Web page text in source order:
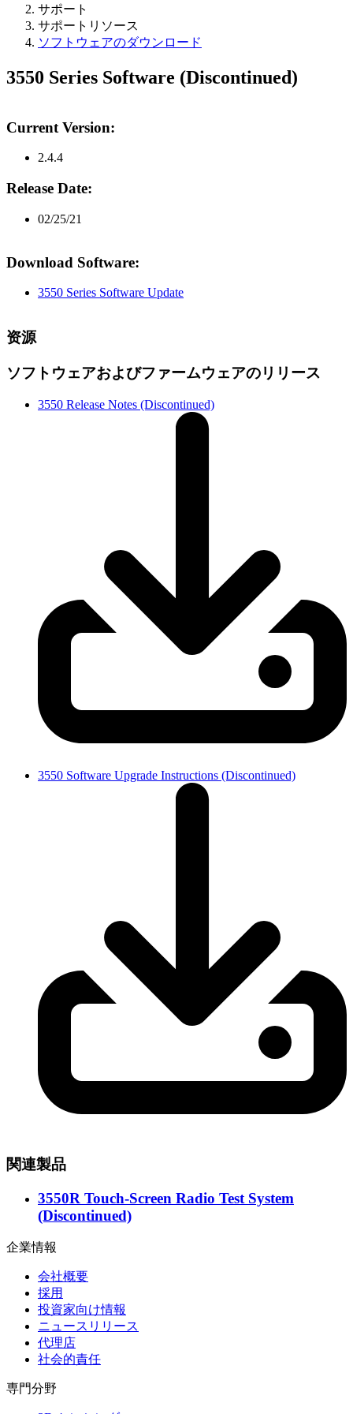
サポート
サポートリソース
ソフトウェアのダウンロード
3550 Series Software (Discontinued)
Current Version:
2.4.4
Release Date:
02/25/21
Download Software:
3550 Series Software Update
资源
ソフトウェアおよびファームウェアのリリース
3550 Release Notes (Discontinued)
3550 Software Upgrade Instructions (Discontinued)
関連製品
3550R Touch-Screen Radio Test System
(Discontinued)
企業情報
会社概要
採用
投資家向け情報
ニュースリリース
代理店
社会的責任
専門分野